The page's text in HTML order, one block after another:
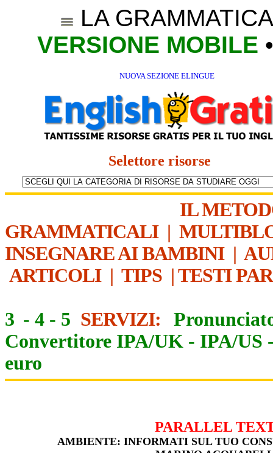
LA
VERSIONE MOBILE
NUOVA SEZIONE ELINGUE
Selettore risorse
IL
GRAMMATICALI|
INSEGNARE AI BAMBINI|
ARTICOLI| TIPS | TESTI
3 - 4 - 5 SERVIZI:
Convertitore IPA/UK - IPA/US
euro
PARALLEL
AMBIENTE: INFORMATI SUL TUO